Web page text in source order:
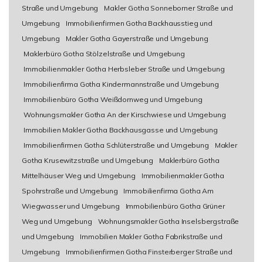
Straße und Umgebung
Makler Gotha Sonneborner Straße und
Umgebung
Immobilienfirmen Gotha Backhausstieg und
Umgebung
Makler Gotha Gayerstraße und Umgebung
Maklerbüro Gotha Stölzelstraße und Umgebung
Immobilienmakler Gotha Herbsleber Straße und Umgebung
Immobilienfirma Gotha Kindermannstraße und Umgebung
Immobilienbüro Gotha Weißdornweg und Umgebung
Wohnungsmakler Gotha An der Kirschwiese und Umgebung
Immobilien Makler Gotha Backhausgasse und Umgebung
Immobilienfirmen Gotha Schlüterstraße und Umgebung
Makler
Gotha Krusewitzstraße und Umgebung
Maklerbüro Gotha
Mittelhäuser Weg und Umgebung
Immobilienmakler Gotha
Spohrstraße und Umgebung
Immobilienfirma Gotha Am
Wiegwasser und Umgebung
Immobilienbüro Gotha Grüner
Weg und Umgebung
Wohnungsmakler Gotha Inselsbergstraße
und Umgebung
Immobilien Makler Gotha Fabrikstraße und
Umgebung
Immobilienfirmen Gotha Finsterberger Straße und